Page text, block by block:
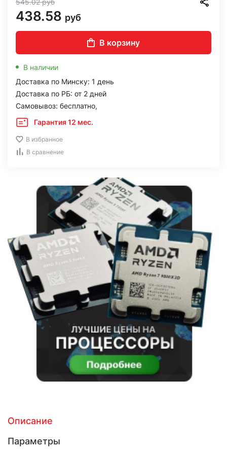
545.02руб
438.58 руб
В корзину
В наличии
Доставка по Минску: 1 день
Доставка по РБ: от 2 дней
Самовывоз: бесплатно,
Гарантия 12 мес.
В избранное
В сравнение
Описание
Параметры